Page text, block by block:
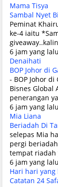
Mama Tisya
Sambal Nyet
Peminat
ke-4 iaitu
6 jam yang lalu
Denaihati
BOP Johor di
- BOP Johor
Bisnes Global
penerangan
6 jam yang lalu
Mia Liana
Beriadah Di
selepas Mia
pergi
tempat riadah
6 jam yang lalu
Hari hari yang
Catatan 24